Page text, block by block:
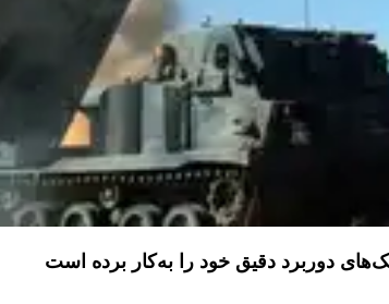
دوربرد دقیق خود را به‌کار برده است